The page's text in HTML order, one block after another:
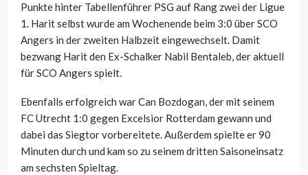
Punkte hinter Tabellenführer PSG auf Rang zwei der Ligue
1. Harit selbst wurde am Wochenende beim 3:0 über SCO
Angers in der zweiten Halbzeit eingewechselt. Damit
bezwang Harit den Ex-Schalker Nabil Bentaleb, der aktuell
für SCO Angers spielt.
Ebenfalls erfolgreich war Can Bozdogan, der mit seinem
FC Utrecht 1:0 gegen Excelsior Rotterdam gewann und
dabei das Siegtor vorbereitete. Außerdem spielte er 90
Minuten durch und kam so zu seinem dritten Saisoneinsatz
am sechsten Spieltag.